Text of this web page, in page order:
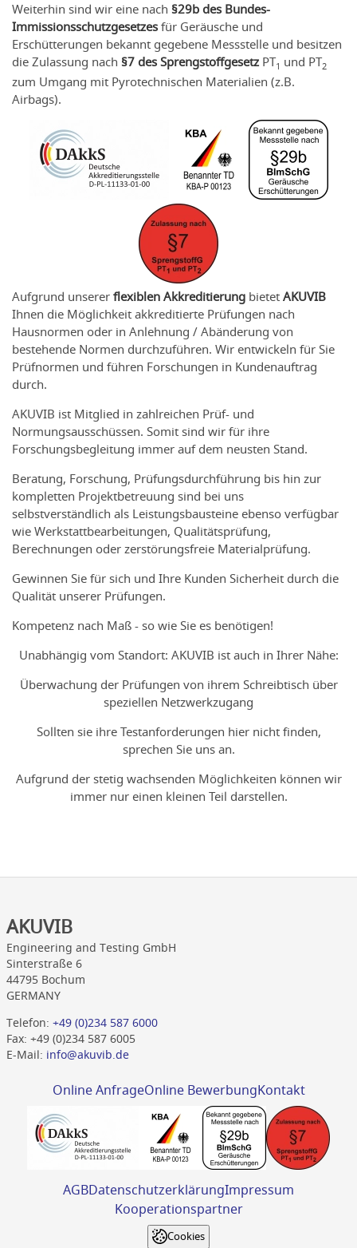
Weiterhin sind wir eine nach §29b des Bundes-
Immissionsschutzgesetzes für Geräusche und
Erschütterungen bekannt gegebene Messstelle und besitzen
die Zulassung nach §7 des Sprengstoffgesetz PT1 und PT2
zum Umgang mit Pyrotechnischen Materialien (z.B.
Airbags).
Aufgrund unserer flexiblen Akkreditierung bietet AKUVIB
Ihnen die Möglichkeit akkreditierte Prüfungen nach
Hausnormen oder in Anlehnung / Abänderung von
bestehende Normen durchzuführen. Wir entwickeln für Sie
Prüfnormen und führen Forschungen in Kundenauftrag
durch.
AKUVIB ist Mitglied in zahlreichen Prüf- und
Normungsausschüssen. Somit sind wir für ihre
Forschungsbegleitung immer auf dem neusten Stand.
Beratung, Forschung, Prüfungsdurchführung bis hin zur
kompletten Projektbetreuung sind bei uns
selbstverständlich als Leistungsbausteine ebenso verfügbar
wie Werkstattbearbeitungen, Qualitätsprüfung,
Berechnungen oder zerstörungsfreie Materialprüfung.
Gewinnen Sie für sich und Ihre Kunden Sicherheit durch die
Qualität unserer Prüfungen.
Kompetenz nach Maß - so wie Sie es benötigen!
Unabhängig vom Standort: AKUVIB ist auch in Ihrer Nähe:
Überwachung der Prüfungen von ihrem Schreibtisch über
speziellen Netzwerkzugang
Sollten sie ihre Testanforderungen hier nicht finden,
sprechen Sie uns an.
Aufgrund der stetig wachsenden Möglichkeiten können wir
immer nur einen kleinen Teil darstellen.
AKUVIB
Engineering and Testing GmbH
Sinterstraße 6
44795 Bochum
GERMANY
Telefon: +49 (0)234 587 6000
Fax: +49 (0)234 587 6005
E-Mail: info@akuvib.de
Online AnfrageOnline BewerbungKontakt
AGBDatenschutzerklärungImpressum
Kooperationspartner
Cookies